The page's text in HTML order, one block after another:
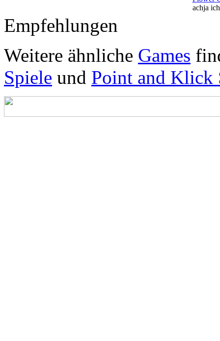
achja
Empfehlungen
Weitere ähnliche Games
Spiele und Point and Klick